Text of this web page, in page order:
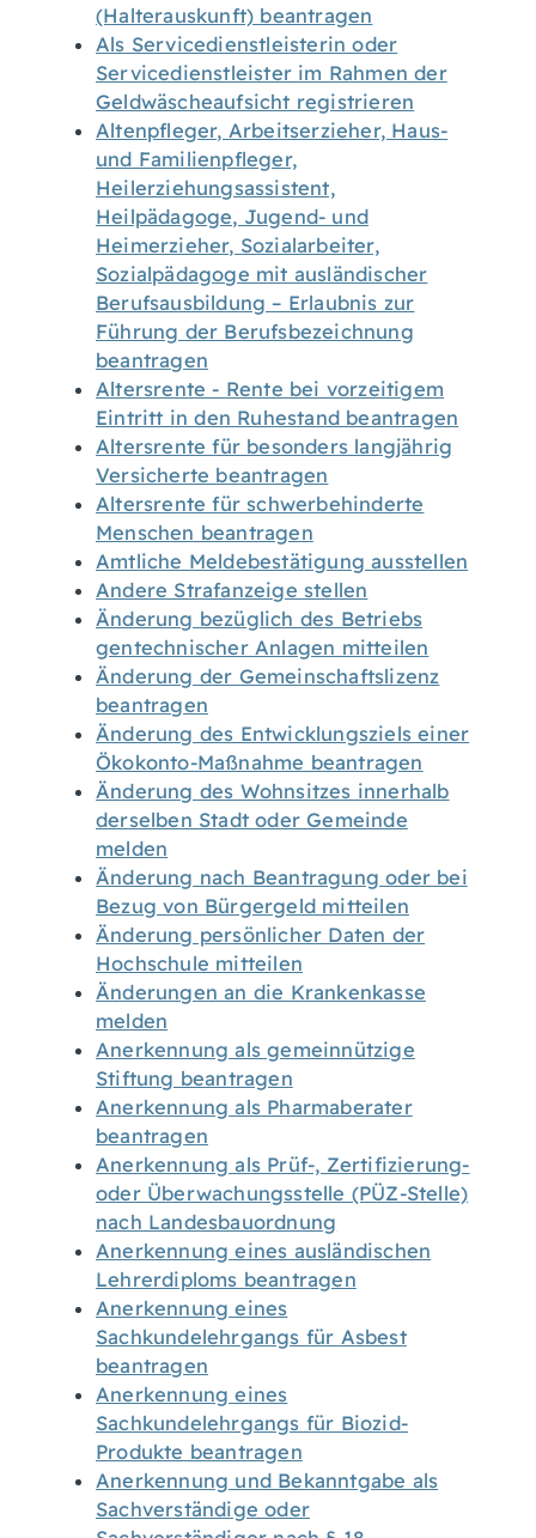
(Halterauskunft) beantragen
Als Servicedienstleisterin oder
Servicedienstleister im Rahmen der
Geldwäscheaufsicht registrieren
Altenpfleger, Arbeitserzieher, Haus-
und Familienpfleger,
Heilerziehungsassistent,
Heilpädagoge, Jugend- und
Heimerzieher, Sozialarbeiter,
Sozialpädagoge mit ausländischer
Berufsausbildung – Erlaubnis zur
Führung der Berufsbezeichnung
beantragen
Altersrente - Rente bei vorzeitigem
Eintritt in den Ruhestand beantragen
Altersrente für besonders langjährig
Versicherte beantragen
Altersrente für schwerbehinderte
Menschen beantragen
Amtliche Meldebestätigung ausstellen
Andere Strafanzeige stellen
Änderung bezüglich des Betriebs
gentechnischer Anlagen mitteilen
Änderung der Gemeinschaftslizenz
beantragen
Änderung des Entwicklungsziels einer
Ökokonto-Maßnahme beantragen
Änderung des Wohnsitzes innerhalb
derselben Stadt oder Gemeinde
melden
Änderung nach Beantragung oder bei
Bezug von Bürgergeld mitteilen
Änderung persönlicher Daten der
Hochschule mitteilen
Änderungen an die Krankenkasse
melden
Anerkennung als gemeinnützige
Stiftung beantragen
Anerkennung als Pharmaberater
beantragen
Anerkennung als Prüf-, Zertifizierung-
oder Überwachungsstelle (PÜZ-Stelle)
nach Landesbauordnung
Anerkennung eines ausländischen
Lehrerdiploms beantragen
Anerkennung eines
Sachkundelehrgangs für Asbest
beantragen
Anerkennung eines
Sachkundelehrgangs für Biozid-
Produkte beantragen
Anerkennung und Bekanntgabe als
Sachverständige oder